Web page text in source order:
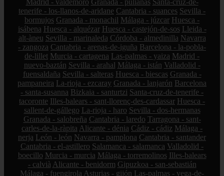
Madrid - valdemoro Granada - pulianas Santa-cruz-de-
tenerife - los-llanos-de-aridane Cantabria - suances Sevilla -
bormujos Granada - monachil Málaga - júzcar Huesca -
isábena Huesca - alquézar Huesca - castejón-de-sos Lleida -
alt-àneu Sevilla - marinaleda Córdoba - almedinilla Navarra
- zangoza Cantabria - arenas-de-iguña Barcelona - la-pobla-
de-lillet Murcia - cartagena Las-palmas - yaiza Madrid -
nuevo-baztán Sevilla - arahal Málaga - istán Valladolid -
fuensaldaña Sevilla - salteras Huesca - biescas Granada -
pampaneira La-rioja - ezcaray Granada - lanjarón Barcelona
- santa-susanna Bizkaia - santurtzi Santa-cruz-de-tenerife -
tacoronte Illes-balears - sant-llorenç-des-cardassar Huesca -
sallent-de-gállego La-rioja - haro Sevilla - dos-hermanas
Granada - salobreña Cantabria - laredo Tarragona - sant-
carles-de-la-ràpita Alicante - dénia Cádiz - cádiz Málaga -
nerja León - león Navarra - pamplona Cantabria - santander
Cantabria - el-astillero Salamanca - salamanca Valladolid -
boecillo Murcia - murcia Málaga - torremolinos Illes-balears
- calvià Alicante - benidorm Gipuzkoa - san-sebastián
Málaga - fuengirola Asturias - gijón Las-palmas - vega-de-